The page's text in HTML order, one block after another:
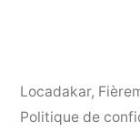
Locadakar,
Politique de